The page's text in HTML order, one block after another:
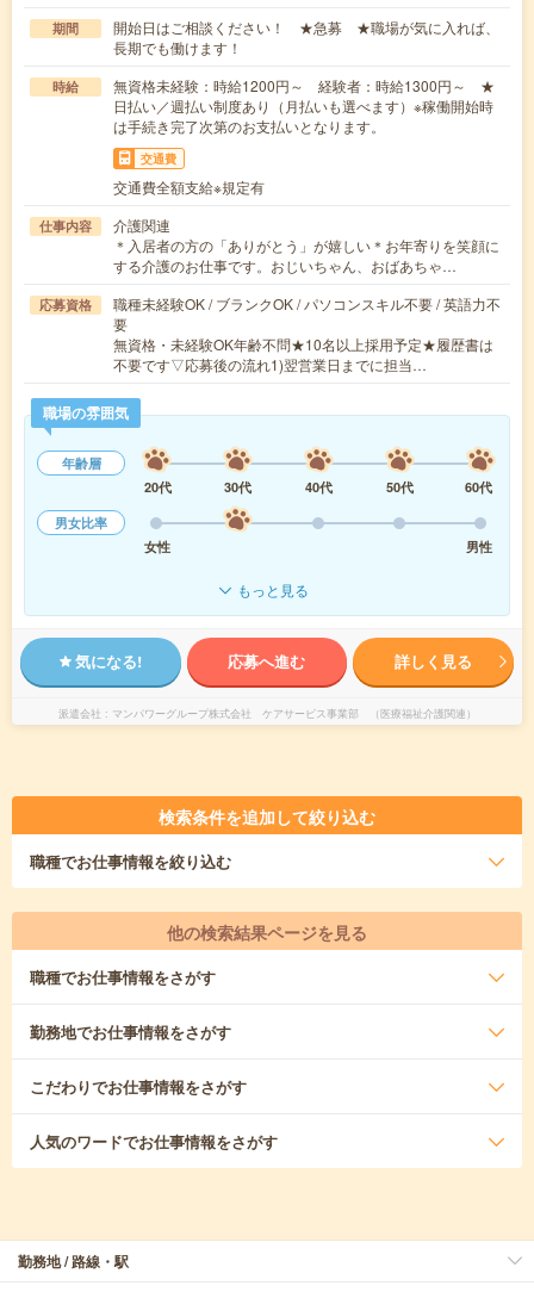
期間
開始日はご相談ください！ ★急募 ★職場が気に入れば、
長期でも働けます！
時給
無資格未経験：時給1200円～ 経験者：時給1300円～ ★
日払い／週払い制度あり（月払いも選べます）※稼働開始時
は手続き完了次第のお支払いとなります。
交通費
交通費全額支給※規定有
仕事内容
介護関連
＊入居者の方の「ありがとう」が嬉しい＊お年寄りを笑顔に
する介護のお仕事です。おじいちゃん、おばあちゃ…
応募資格
職種未経験OK / ブランクOK / パソコンスキル不要 / 英語力不
要
無資格・未経験OK年齢不問★10名以上採用予定★履歴書は
不要です▽応募後の流れ1)翌営業日までに担当…
職場の雰囲気
年齢層
20代
30代 40代 50代
60代
男女比率
女性
男性
もっと見る
気になる! 応募へ進む 詳しく見る
派遣会社 マンパワーグループ株式会社 ケアサービス事業部 （医療福祉介護関連）
検索条件を追加して絞り込む
職種でお仕事情報を絞り込む
他の検索結果ページを見る
職種でお仕事情報をさがす
勤務地でお仕事情報をさがす
こだわりでお仕事情報をさがす
人気のワードでお仕事情報をさがす
勤務地 / 路線・駅